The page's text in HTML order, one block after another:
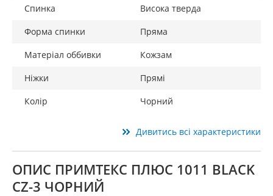
Спинка
Висока тверда
Форма спинки
Пряма
Матеріал оббивки
Кожзам
Ніжки
Прямі
Колір
Чорний
Дивитись всі характеристики
ОПИС ПРИМТЕКС ПЛЮС 1011 BLACK
CZ-3 ЧОРНИЙ